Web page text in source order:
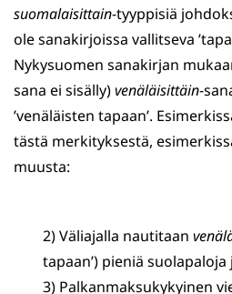
suomalaisittain-tyyppisiä
ole sanakirjoissa vallitseva
Nykysuomen sanakirjan
sana ei sisälly)venäläisittäin-
’venäläisten tapaan’.
tästä merkityksestä,
muusta:
2) Väliajalla nautitaan
tapaan’) pieniä suolapaloja
3) Palkanmaksukykyinen